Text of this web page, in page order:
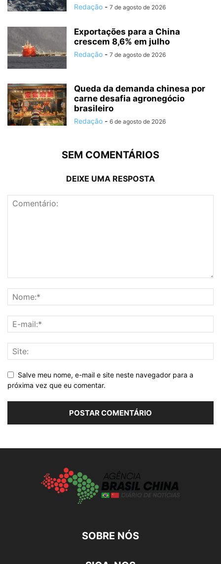
Redação - 7 de agosto de 2026
Exportações para a China
crescem 8,6% em julho
Redação - 7 de agosto de 2026
Queda da demanda chinesa por
carne desafia agronegócio
brasileiro
Redação - 6 de agosto de 2026
SEM COMENTÁRIOS
DEIXE UMA RESPOSTA
Salve meu nome, e-mail e site neste navegador para a
próxima vez que eu comentar.
SOBRE NÓS